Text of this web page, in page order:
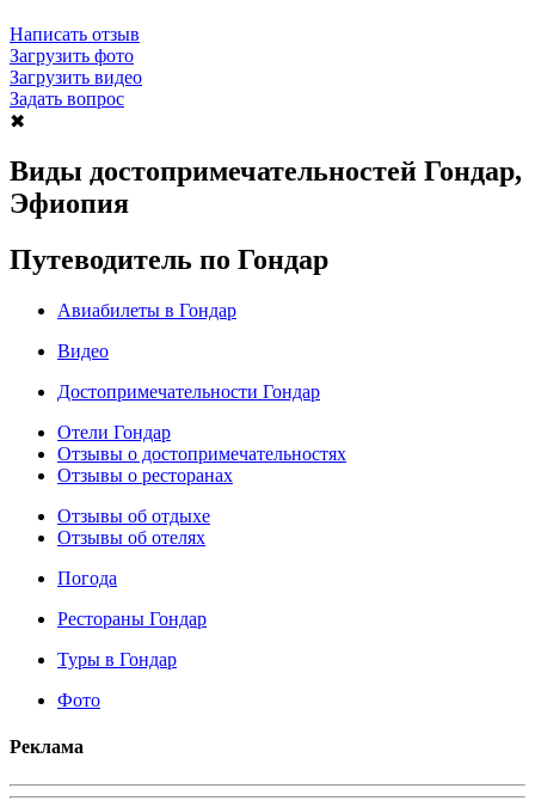
Написать отзыв
Загрузить фото
Загрузить видео
Задать вопрос
✖
Виды достопримечательностей Гондар,
Эфиопия
Путеводитель по Гондар
Авиабилеты в Гондар
Видео
Достопримечательности Гондар
Отели Гондар
Отзывы о достопримечательностях
Отзывы о ресторанах
Отзывы об отдыхе
Отзывы об отелях
Погода
Рестораны Гондар
Туры в Гондар
Фото
Реклама